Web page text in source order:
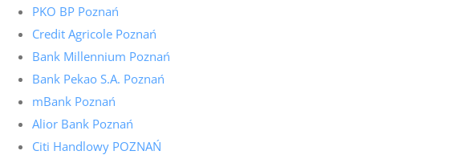
PKO BP Poznań
Credit Agricole Poznań
Bank Millennium Poznań
Bank Pekao S.A. Poznań
mBank Poznań
Alior Bank Poznań
Citi Handlowy POZNAŃ